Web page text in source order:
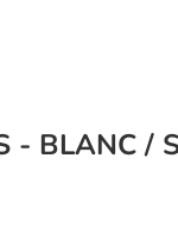
- BLANC /